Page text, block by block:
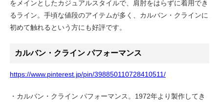
をメインとしたカジュアルスタイルで、肩肘をはらずに着用でき
るライン。手頃な値段のアイテムが多く、カルバン・クラインに
初めて触れるという方にも好評です。
カルバン・クライン パフォーマンス
https://www.pinterest.jp/pin/398850110728410511/
・カルバン・クライン パフォーマンス。1972年より製作してき